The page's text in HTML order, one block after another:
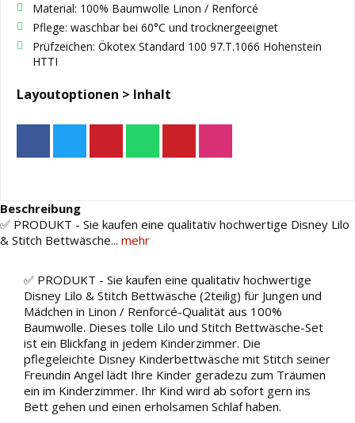
Material: 100% Baumwolle Linon / Renforcé
Pflege: waschbar bei 60°C und trocknergeeignet
Prüfzeichen: Ökotex Standard 100 97.T.1066 Hohenstein
HTTI
Layoutoptionen > Inhalt
Beschreibung
✅ PRODUKT - Sie kaufen eine qualitativ hochwertige Disney Lilo
& Stitch Bettwäsche... mehr
✅ PRODUKT - Sie kaufen eine qualitativ hochwertige
Disney Lilo & Stitch Bettwäsche (2teilig) für Jungen und
Mädchen in Linon / Renforcé-Qualität aus 100%
Baumwolle. Dieses tolle Lilo und Stitch Bettwäsche-Set
ist ein Blickfang in jedem Kinderzimmer. Die
pflegeleichte Disney Kinderbettwäsche mit Stitch seiner
Freundin Angel lädt Ihre Kinder geradezu zum Träumen
ein im Kinderzimmer. Ihr Kind wird ab sofort gern ins
Bett gehen und einen erholsamen Schlaf haben.